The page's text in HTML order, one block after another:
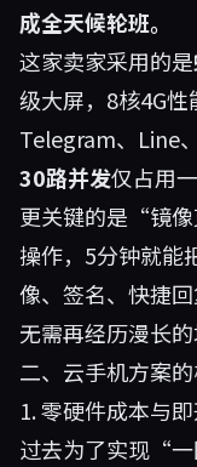
成全天候轮班。
这家卖家采用的是
级大屏，8核4G性
Telegram、Line
30路并发仅占用
更关键的是“镜
操作，5分钟就
像、签名、快捷
无需再经历漫长的
二、云手机方案
1. 零硬件成本与
过去为了实现“